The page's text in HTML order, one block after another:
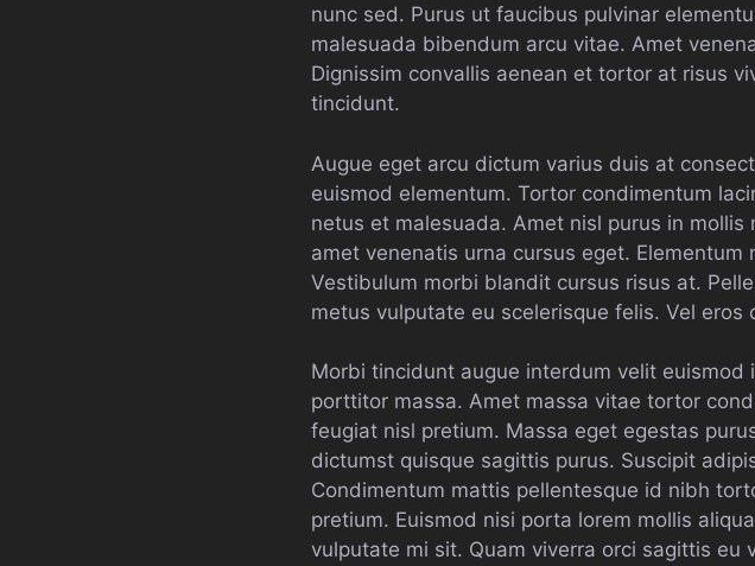
nunc sed. Purus ut faucibus pulvinar
malesuada bibendum arcu vitae. Amet
Dignissim convallis aenean et tortor at risus
tincidunt.
Augue eget arcu dictum varius duis at
euismod elementum. Tortor condimentum
netus et malesuada. Amet nisl purus in
amet venenatis urna cursus eget.
Vestibulum morbi blandit cursus risus at.
metus vulputate eu scelerisque felis. Vel eros
Morbi tincidunt augue interdum velit euismod
porttitor massa. Amet massa vitae tortor
feugiat nisl pretium. Massa eget egestas
dictumst quisque sagittis purus. Suscipit
Condimentum mattis pellentesque id nibh
pretium. Euismod nisi porta lorem mollis
vulputate mi sit. Quam viverra orci sagittis